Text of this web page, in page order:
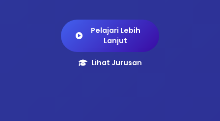
Pelajari Lebih
Lanjut
Lihat Jurusan